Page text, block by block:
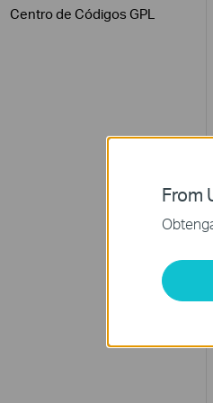
Centro de Códigos GPL
From